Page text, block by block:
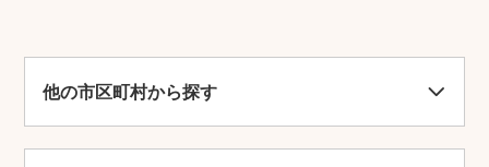
他の市区町村から探す